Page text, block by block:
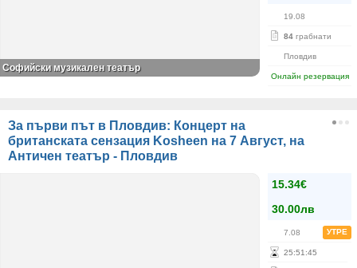
19.08
84 грабнати
Пловдив
Онлайн резервация
Софийски музикален театър
За първи път в Пловдив: Концерт на
британската сензация Kosheen на 7 Август, на
Античен театър - Пловдив
15.34€
30.00лв
7.08 УТРЕ
25:51 :44